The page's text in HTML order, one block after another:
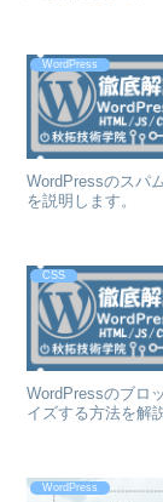
WordPress
WordPressのスパ
を説明します。
CSS
WordPressのブロ
イズする方法を解
WordPress